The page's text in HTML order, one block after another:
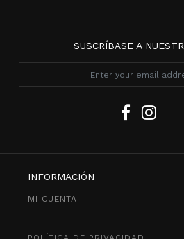
SUSCRÍBASE A
INFORMACIÓN
MI CUENTA